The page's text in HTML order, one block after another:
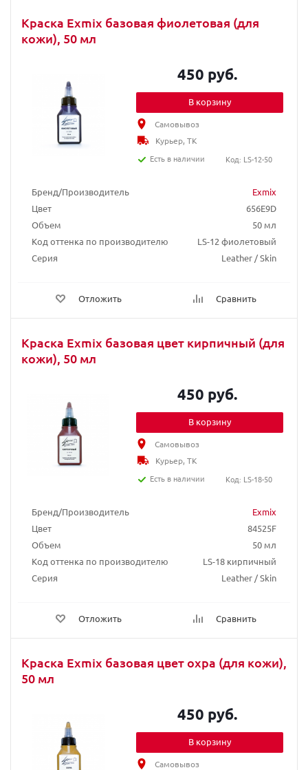
Краска Exmix базовая фиолетовая (для
кожи), 50 мл
Бренд/Производитель
Exmix
Цвет
656E9D
Объем
50 мл
Код оттенка по производителю
LS-12 фиолетовый
Серия
Leather / Skin
Отложить Сравнить
450 руб.
В корзину
Самовывоз
Курьер, ТК
Есть в наличии
Код: LS-12-50
Краска Exmix базовая цвет кирпичный (для
кожи), 50 мл
Бренд/Производитель
Exmix
Цвет
84525F
Объем
50 мл
Код оттенка по производителю
LS-18 кирпичный
Серия
Leather / Skin
Отложить Сравнить
450 руб.
В корзину
Самовывоз
Курьер, ТК
Есть в наличии
Код: LS-18-50
Краска Exmix базовая цвет охра (для кожи),
50 мл
450 руб.
В корзину
Самовывоз